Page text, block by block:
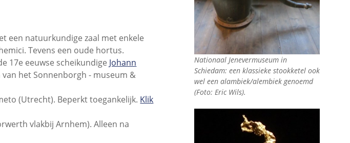
een natuurkundige zaal met enkele
Tevens een oude hortus.
17e eeuwse scheikundige Johann
het Sonnenborgh - museum &
(Utrecht). Beperkt toegankelijk. Klik
vlakbij Arnhem). Alleen na
Nationaal Jenevermuseum in
Schiedam: een klassieke stookketel ook
wel een alambiek/alembiek genoemd
(Foto: Eric Wils).